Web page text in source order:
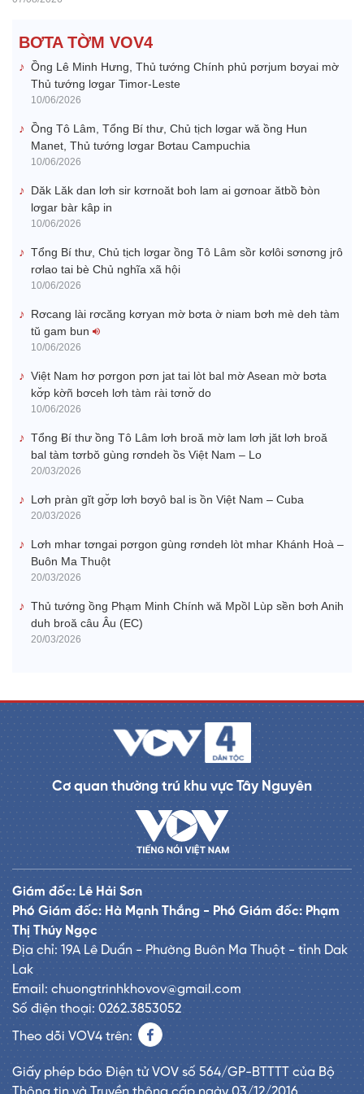
BƠTA TỜM VOV4
Ồng Lê Minh Hưng, Thủ tướng Chính phủ pơrjum bơyai mờ
Thủ tướng lơgar Timor-Leste
10/06/2026
Ồng Tô Lâm, Tổng Bí thư, Chủ tịch lơgar wă ồng Hun
Manet, Thủ tướng lơgar Bơtau Campuchia
10/06/2026
Dăk Lăk dan lơh sir kơrnoăt boh lam ai gơnoar ătbồ ƀòn
lơgar bàr kâp in
10/06/2026
Tổng Bí thư, Chủ tịch lơgar ồng Tô Lâm sồr kơlôi sơnơng jrô
rơlao tai bè Chủ nghĩa xã hội
10/06/2026
Rơcang lài rơcăng kơryan mờ bơta ờ niam bơh mè deh tàm
tŭ gam bun
10/06/2026
Việt Nam hơ pơrgon pơn jat tai lòt bal mờ Asean mờ bơta
kơ̆p kờñ bơceh lơh tàm rài tơnơ̆ do
10/06/2026
Tổng Ƀí thư ồng Tô Lâm lơh broă mờ lam lơh jăt lơh broă
bal tàm tơrbŏ gùng rơndeh ồs Việt Nam – Lo
20/03/2026
Lơh pràn gĭt gơ̆p lơh bơyô bal is ồn Việt Nam – Cuba
20/03/2026
Lơh mhar tơngai pơrgon gùng rơndeh lòt mhar Khánh Hoà –
Buôn Ma Thuột
20/03/2026
Thủ tướng ồng Phạm Minh Chính wă Mpồl Lùp sền bơh Anih
duh broă câu Âu (EC)
20/03/2026
Cơ quan thường trú khu vực Tây Nguyên
Giám đốc: Lê Hải Sơn
Phó Giám đốc: Hà Mạnh Thắng - Phó Giám đốc: Phạm
Thị Thúy Ngọc
Địa chỉ: 19A Lê Duẩn - Phường Buôn Ma Thuột - tỉnh Dak
Lak
Email: chuongtrinhkhovov@gmail.com
Số điện thoại: 0262.3853052
Theo dõi VOV4 trên:
Giấy phép báo Điện tử VOV số 564/GP-BTTTT của Bộ